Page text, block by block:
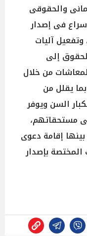
والحقوقى
فى إصدار
وتفعيل آليات
إلى
من خلال
يقلل من
السن ويوفر
مستحقاتهم،
إقامة دعوى
المختصة بإصدار